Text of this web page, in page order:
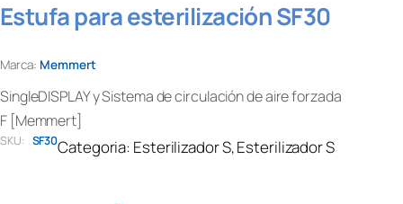
Estufa para esterilización SF30
Marca: Memmert
SingleDISPLAY y Sistema de circulación de aire forzada
F [Memmert]
SKU: SF30Categoria: Esterilizador S, Esterilizador S